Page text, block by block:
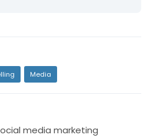
Media
media marketing